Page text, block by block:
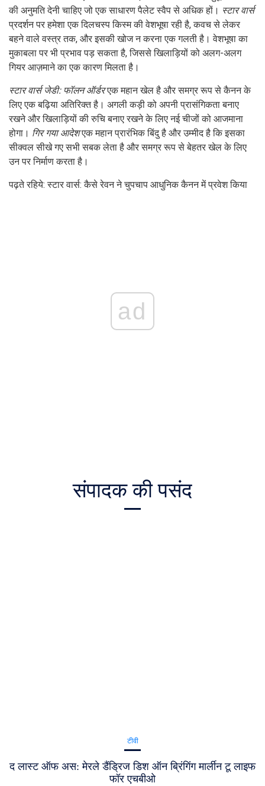
की अनुमति देनी चाहिए जो एक साधारण पैलेट स्वैप से अधिक हों। स्टार वार्स
प्रदर्शन पर हमेशा एक दिलचस्प किस्म की वेशभूषा रही है, कवच से लेकर
बहने वाले वस्त्र तक, और इसकी खोज न करना एक गलती है। वेशभूषा का
मुकाबला पर भी प्रभाव पड़ सकता है, जिससे खिलाड़ियों को अलग-अलग
गियर आज़माने का एक कारण मिलता है।
स्टार वार्स जेडी: फॉलन ऑर्डरएक महान खेल है और समग्र रूप से कैनन के
लिए एक बढ़िया अतिरिक्त है। अगली कड़ी को अपनी प्रासंगिकता बनाए
रखने और खिलाड़ियों की रुचि बनाए रखने के लिए नई चीजों को आजमाना
होगा। गिर गया आदेशएक महान प्रारंभिक बिंदु है और उम्मीद है कि इसका
सीक्वल सीखे गए सभी सबक लेता है और समग्र रूप से बेहतर खेल के लिए
उन पर निर्माण करता है।
पढ़ते रहिये: स्टार वार्स: कैसे रेवन ने चुपचाप आधुनिक कैनन में प्रवेश किया
ad
संपादक की पसंद
टीवी
द लास्ट ऑफ अस: मेरले डैंड्रिज डिश ऑन ब्रिंगिंग मार्लीन टू लाइफ
फॉर एचबीओ